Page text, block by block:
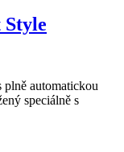
Style
plně automatickou
speciálně s